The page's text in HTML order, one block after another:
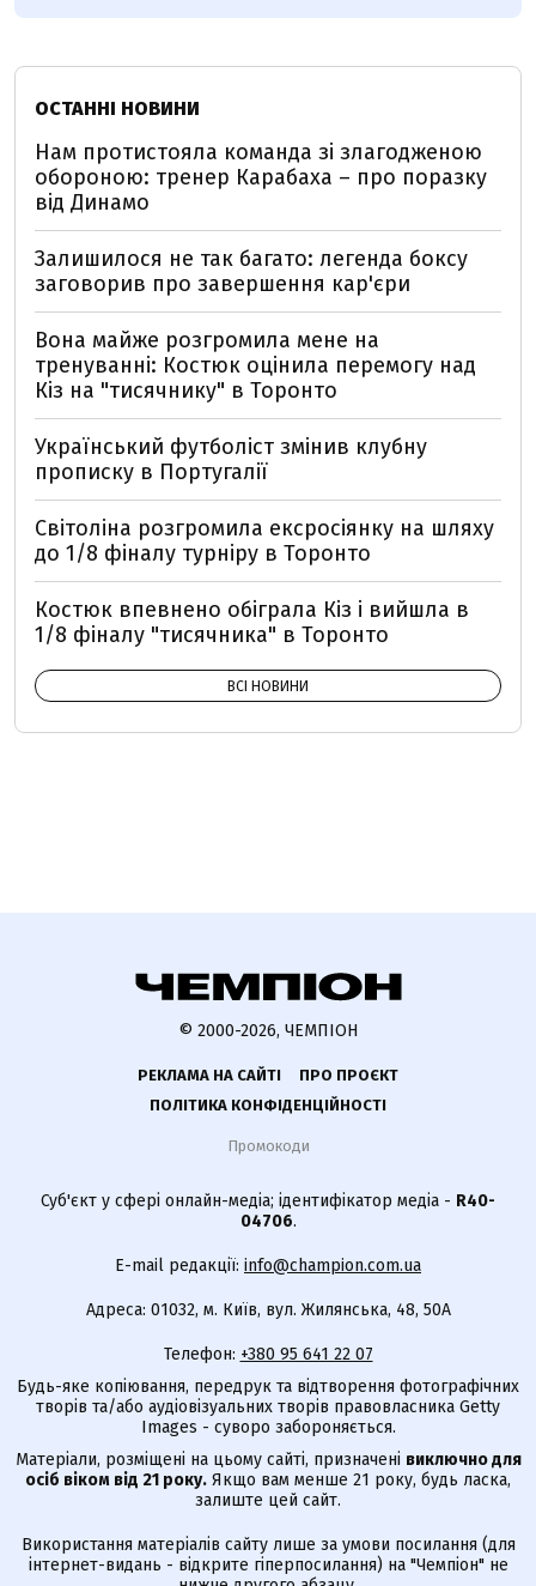
ОСТАННІ НОВИНИ
Нам протистояла команда зі злагодженою
обороною: тренер Карабаха – про поразку
від Динамо
Залишилося не так багато: легенда боксу
заговорив про завершення кар'єри
Вона майже розгромила мене на
тренуванні: Костюк оцінила перемогу над
Кіз на "тисячнику" в Торонто
Український футболіст змінив клубну
прописку в Португалії
Світоліна розгромила ексросіянку на шляху
до 1/8 фіналу турніру в Торонто
Костюк впевнено обіграла Кіз і вийшла в
1/8 фіналу "тисячника" в Торонто
ВСІ НОВИНИ
© 2000-2026, ЧЕМПІОН
РЕКЛАМА НА САЙТІ
ПРО ПРОЄКТ
ПОЛІТИКА КОНФІДЕНЦІЙНОСТІ
Промокоди
Суб'єкт у сфері онлайн-медіа; ідентифікатор медіа - R40-
04706.
E-mail редакції: info@champion.com.ua
Адреса: 01032, м. Київ, вул. Жилянська, 48, 50А
Телефон: +380 95 641 22 07
Будь-яке копіювання, передрук та відтворення фотографічних
творів та/або аудіовізуальних творів правовласника Getty
Images - суворо забороняється.
Матеріали, розміщені на цьому сайті, призначені виключно для
осіб віком від 21 року. Якщо вам менше 21 року, будь ласка,
залиште цей сайт.
Використання матеріалів сайту лише за умови посилання (для
інтернет-видань - відкрите гіперпосилання) на "Чемпіон" не